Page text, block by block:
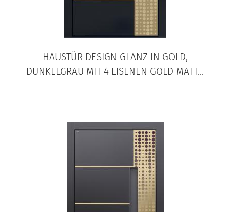
HAUSTÜR DESIGN GLANZ IN GOLD,
DUNKELGRAU MIT 4 LISENEN GOLD MATT...